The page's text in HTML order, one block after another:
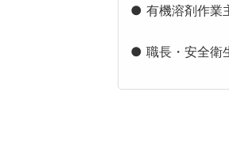
● 有機溶剤作業
● 職長・安全衛